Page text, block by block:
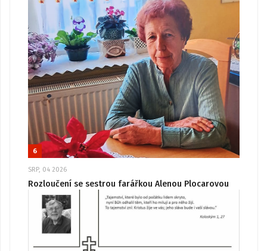
6
SRP, 04 2026
Rozloučení se sestrou farářkou Alenou Plocarovou